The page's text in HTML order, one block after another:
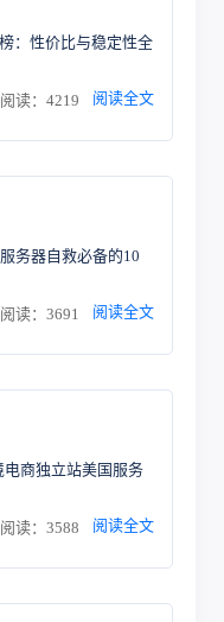
：性价比与稳定性全
阅读：4219 阅读全文
务器自救必备的10
阅读：3691 阅读全文
商独立站美国服务
阅读：3588 阅读全文